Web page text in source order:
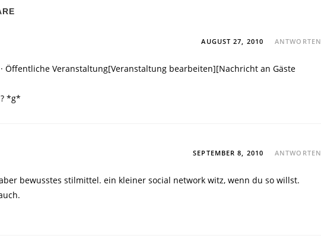
AUGUST 27, 2010 ANTWORTEN
Öffentliche Veranstaltung[Veranstaltung bearbeiten][Nachricht an Gäste
*g*
SEPTEMBER 8, 2010 ANTWORTEN
bewusstes stilmittel. ein kleiner social network witz, wenn du so willst.